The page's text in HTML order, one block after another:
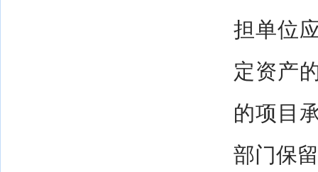
担单位
定资产
的项目
部门保